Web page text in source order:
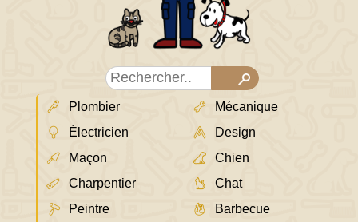
Plombier
Électricien
Maçon
Charpentier
Peintre
Mécanique
Design
Chien
Chat
Barbecue